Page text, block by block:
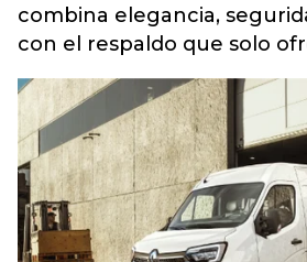
combina elegancia,
con el respaldo que solo